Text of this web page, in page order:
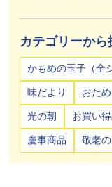
カテゴリーから
かもめの玉子（全
味だより おた
光の朝 お買い
慶事商品 敬老